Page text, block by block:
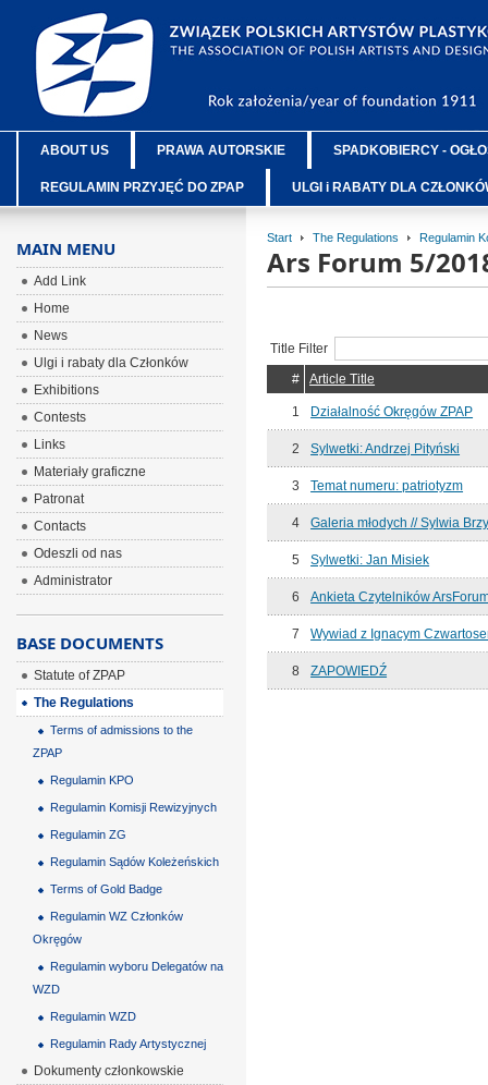
ABOUT US PRAWA AUTORSKIE SPADKOBIERCY -
REGULAMIN PRZYJĘĆ DO ZPAP ULGI i RABATY DLA
Start The Regulations Regulamin
Ars Forum 5/
Title Filter
#
Article Title
1 Działalność Okręgów ZPAP
2 Sylwetki: Andrzej Pityński
3 Temat numeru: patriotyzm
4 Galeria młodych // Sylwia
5 Sylwetki: Jan Misiek
6 Ankieta Czytelników
7 Wywiad z Ignacym
8 ZAPOWIEDŹ
MAIN MENU
Add Link
Home
News
Ulgi i rabaty dla Członków
Exhibitions
Contests
Links
Materiały graficzne
Patronat
Contacts
Odeszli od nas
Administrator
BASE DOCUMENTS
Statute of ZPAP
The Regulations
Terms of admissions to the
ZPAP
Regulamin KPO
Regulamin Komisji Rewizyjnych
Regulamin ZG
Regulamin Sądów Koleżeńskich
Terms of Gold Badge
Regulamin WZ Członków
Okręgów
Regulamin wyboru Delegatów na
WZD
Regulamin WZD
Regulamin Rady Artystycznej
Dokumenty członkowskie